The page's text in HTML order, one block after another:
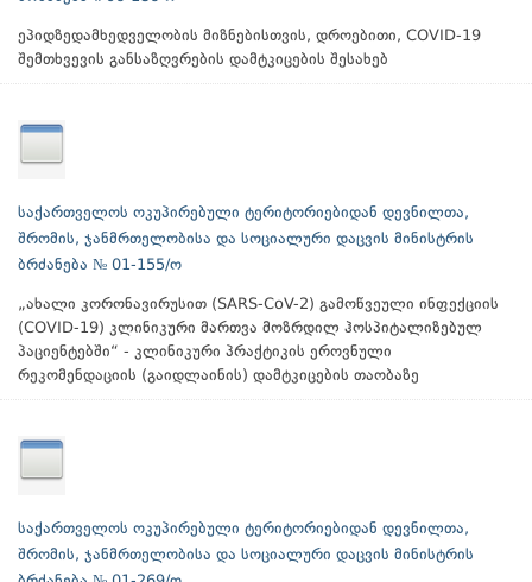
ეპიდზედამხედველობის მიზნებისთვის, დროებითი, COVID-19
შემთხვევის განსაზღვრების დამტკიცების შესახებ
საქართველოს ოკუპირებული ტერიტორიებიდან დევნილთა,
შრომის, ჯანმრთელობისა და სოციალური დაცვის მინისტრის
ბრძანება № 01-155/ო
„ახალი კორონავირუსით (SARS-CoV-2) გამოწვეული ინფექციის
(COVID-19) კლინიკური მართვა მოზრდილ ჰოსპიტალიზებულ
პაციენტებში“ - კლინიკური პრაქტიკის ეროვნული
რეკომენდაციის (გაიდლაინის) დამტკიცების თაობაზე
საქართველოს ოკუპირებული ტერიტორიებიდან დევნილთა,
შრომის, ჯანმრთელობისა და სოციალური დაცვის მინისტრის